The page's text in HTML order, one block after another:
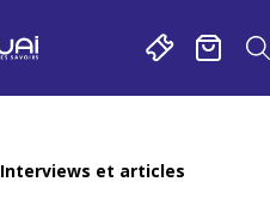
Interviews et articles